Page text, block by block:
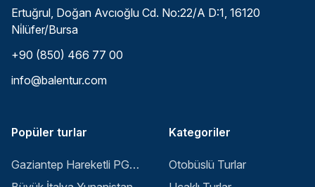
Ertuğrul, Doğan Avcıoğlu Cd. No:22/A D:1, 16120
Ni̇lüfer/Bursa
+90 (850) 466 77 00
info@balentur.com
Popüler turlar
Gaziantep Hareketli PGS ile Buyuk Balkan 6 Gece 8 Gun Vizesiz SKP-SKP
Kategoriler
Otobüslü Turlar